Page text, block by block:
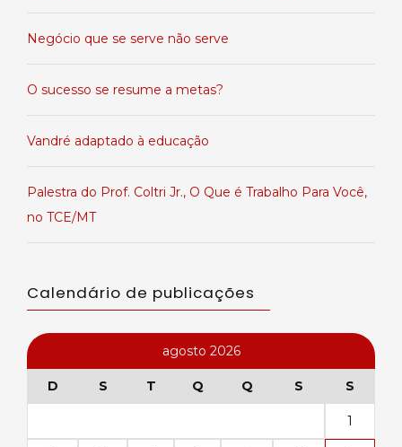
Negócio que se serve não serve
O sucesso se resume a metas?
Vandré adaptado à educação
Palestra do Prof. Coltri Jr., O Que é Trabalho Para Você,
no TCE/MT
Calendário de publicações
agosto 2026
D S T Q Q S S
1